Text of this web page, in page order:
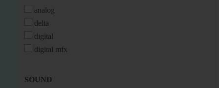
analog
delta
digital
digital mfx
SOUND
SOUND